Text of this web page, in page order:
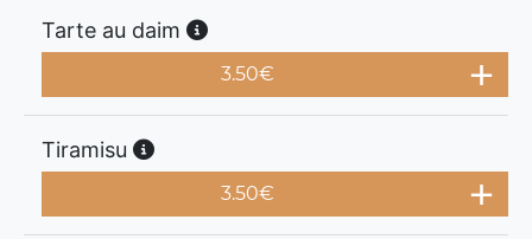
Tarte au daim
3.50€
Tiramisu
3.50€